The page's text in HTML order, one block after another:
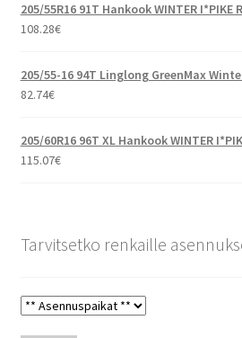
205/55R16 91T Hankook WINTER I*PIKE
108.28€
205/55-16 94T Linglong GreenMax
82.74€
205/60R16 96T XL Hankook WINTER
115.07€
Tarvitsetko renkaille